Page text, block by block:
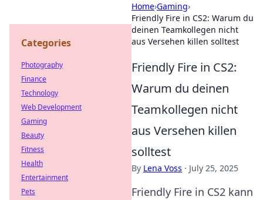
Home›Gaming›
Friendly Fire in CS2: Warum du
deinen Teamkollegen nicht
aus Versehen killen solltest
Friendly Fire in CS2:
Warum du deinen
Teamkollegen nicht
aus Versehen killen
solltest
By Lena Voss · July 25, 2025
Friendly Fire in CS2 kann
Categories
Photography
Finance
Technology
Web Development
Gaming
Beauty
Fitness
Health
Entertainment
Pets